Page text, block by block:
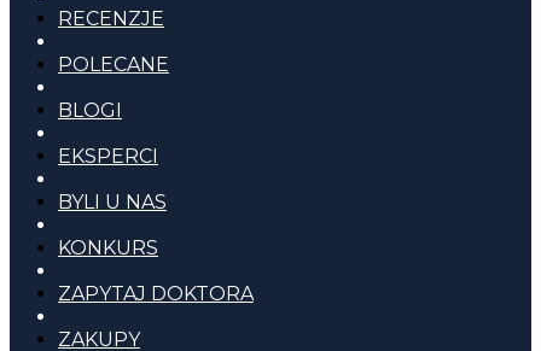
RECENZJE
POLECANE
BLOGI
EKSPERCI
BYLI U NAS
KONKURS
ZAPYTAJ DOKTORA
ZAKUPY